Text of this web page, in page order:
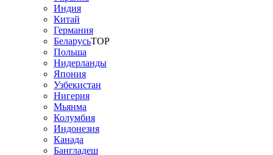
Индия
Китай
Германия
БеларусьTOP
Польша
Нидерланды
Япония
Узбекистан
Нигерия
Мьянма
Колумбия
Индонезия
Канада
Бангладеш